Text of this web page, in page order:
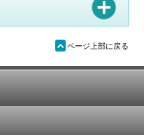
ü ページ上部に戻る